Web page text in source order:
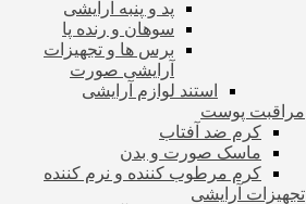
پد و پنبه آرایشی
سوهان و رنده پا
برس ها و تجهیزات
آرایشی صورت
استند لوازم آرایشی
مراقبت پوست
کرم ضد آفتاب
ماسک صورت و بدن
کرم مرطوب کننده و نرم کننده
تجهیزات آرایشی